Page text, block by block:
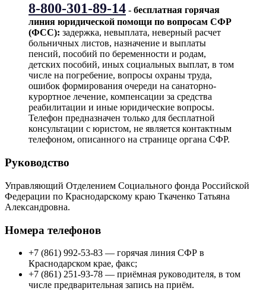
8-800-301-89-14 - бесплатная горячая
линия юридической помощи по вопросам CФР
(ФСС): задержка, невыплата, неверный расчет
больничных листов, назначение и выплаты
пенсий, пособий по беременности и родам,
детских пособий, иных социальных выплат, в том
числе на погребение, вопросы охраны труда,
ошибок формирования очереди на санаторно-
курортное лечение, компенсации за средства
реабилитации и иные юридические вопросы.
Телефон предназначен только для бесплатной
консультации с юристом, не является контактным
телефоном, описанного на странице органа СФР.
Руководство
Управляющий Отделением Социального фонда Российской
Федерации по Краснодарскому краю Ткаченко Татьяна
Александровна.
Номера телефонов
+7 (861) 992-53-83 — горячая линия СФР в
Краснодарском крае, факс;
+7 (861) 251-93-78 — приёмная руководителя, в том
числе предварительная запись на приём.